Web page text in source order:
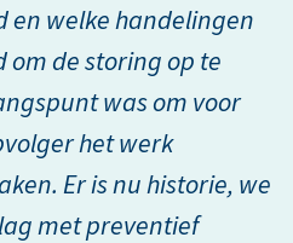
en welke handelingen
om de storing op te
was om voor
het werk
Er is nu historie, we
met preventief